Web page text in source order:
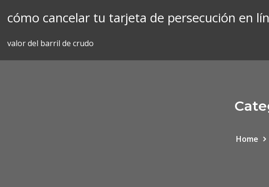
cómo cancelar tu tarjeta de persecución en
valor del barril de crudo
Home